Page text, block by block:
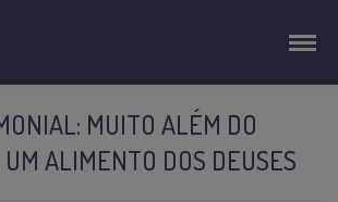
MUITO ALÉM DO
ALIMENTO DOS DEUSES